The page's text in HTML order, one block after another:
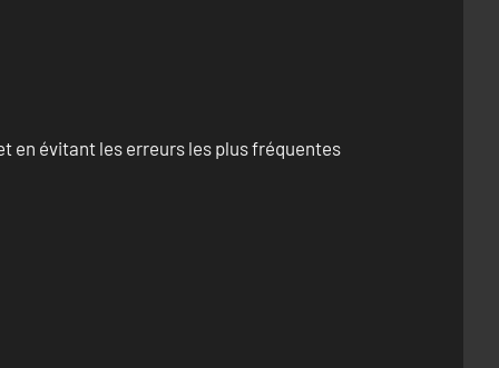
en évitant les erreurs les plus fréquentes